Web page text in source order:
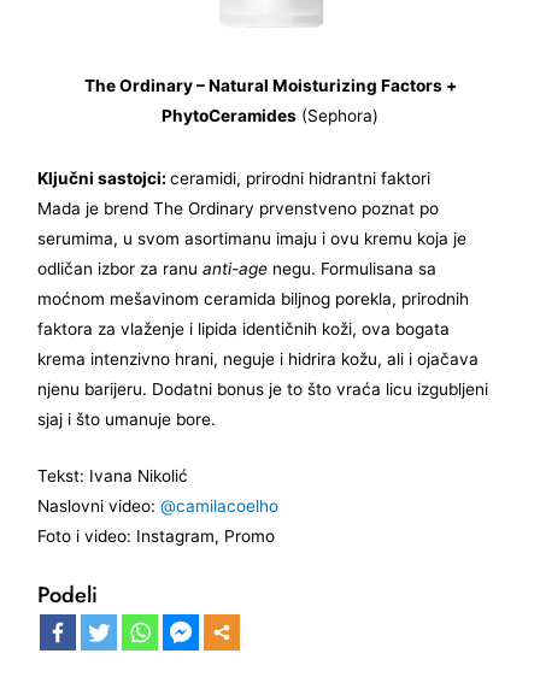
The Ordinary – Natural Moisturizing Factors +
PhytoCeramides (Sephora)
Ključni sastojci:ceramidi, prirodni hidrantni faktori
Mada je brend The Ordinary prvenstveno poznat po
serumima, u svom asortimanu imaju i ovu kremu koja je
odličan izbor za ranuanti-age negu. Formulisana sa
moćnom mešavinom ceramida biljnog porekla, prirodnih
faktora za vlaženje i lipida identičnih koži, ova bogata
krema intenzivno hrani, neguje i hidrira kožu, ali i ojačava
njenu barijeru. Dodatni bonus je to što vraća licu izgubljeni
sjaj i što umanuje bore.
Tekst: Ivana Nikolić
Naslovni video:@camilacoelho
Foto i video: Instagram, Promo
Podeli